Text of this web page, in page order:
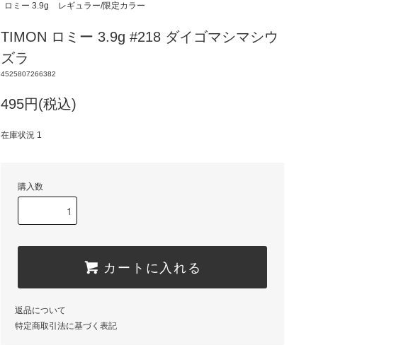
ロミー 3.9g
レギュラー/限定カラー
TIMON ロミー 3.9g #218 ダイゴマシマシウ
ズラ
4525807266382
495円(税込)
在庫状況 1
購入数
カートに入れる
返品について
特定商取引法に基づく表記